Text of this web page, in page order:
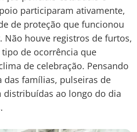
participaram ativamente,
de proteção que funcionou
Não houve registros de furtos,
de ocorrência que
de celebração. Pensando
das famílias, pulseiras de
distribuídas ao longo do dia